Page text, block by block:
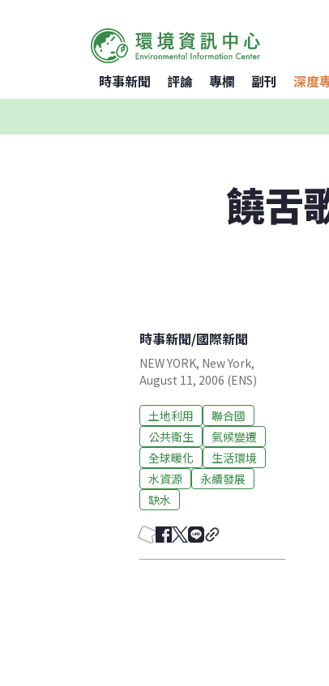
時事新聞 評論 專欄 副刊 深度
饒舌
時事新聞/國際新聞
NEW YORK, New York,
August 11, 2006 (ENS)
土地利用
聯合國
公共衛生
氣候變遷
全球暖化
生活環境
水資源
永續發展
缺水